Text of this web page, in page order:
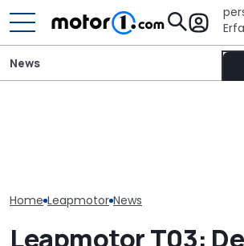
News
Home Leapmotor News
Leapmotor T03: